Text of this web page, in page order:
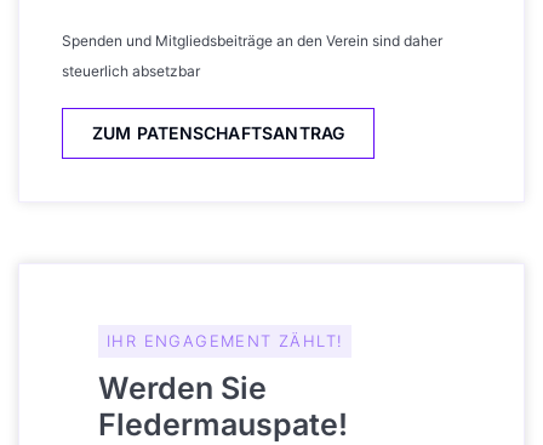
Spenden und Mitgliedsbeiträge an den Verein sind daher
steuerlich absetzbar
ZUM PATENSCHAFTSANTRAG
IHR ENGAGEMENT ZÄHLT!
Werden Sie
Fledermauspate!